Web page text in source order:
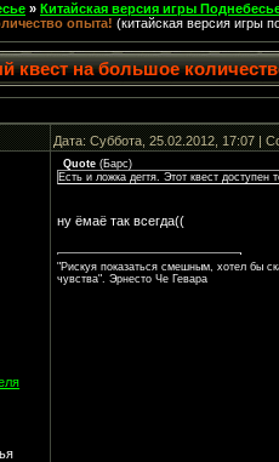
» Китайская версия игры
опыта! (китайская версия игры
квест на большое
Дата: Суббота, 25.02.2012, 17:07 |
Quote (Барс)
Есть и ложка дегтя. Этот квест доступен
ну ёмаё так всегда((
"Рискуя показаться смешным, хотел бы
чувства". Эрнесто Че Гевара